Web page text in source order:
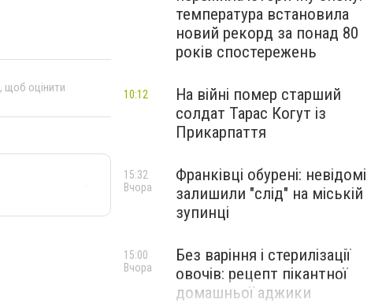
, щоб оцінити
температура встановила
новий рекорд за понад 80
років спостережень
На війні помер старший
солдат Тарас Когут із
Прикарпаття
10:12
Франківці обурені: невідомі
залишили "слід" на міській
зупинці
15:32
Вчора
Без варіння і стерилізації
овочів: рецепт пікантної
домашньої аджики
15:00
Вчора